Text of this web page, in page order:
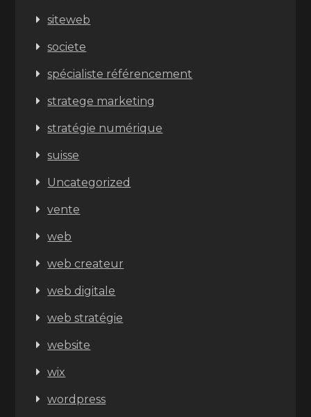
siteweb
societe
spécialiste référencement
stratege marketing
stratégie numérique
suisse
Uncategorized
vente
web
web createur
web digitale
web stratégie
website
wix
wordpress